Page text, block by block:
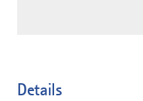
Details